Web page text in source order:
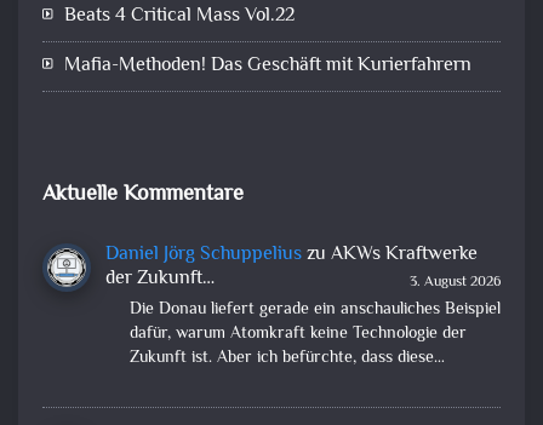
Beats 4 Critical Mass Vol.22
Mafia-Methoden! Das Geschäft mit Kurierfahrern
Aktuelle Kommentare
Daniel Jörg Schuppeliuszu AKWs Kraftwerke
der Zukunft…
3. August 2026
Die Donau liefert gerade ein anschauliches Beispiel
dafür, warum Atomkraft keine Technologie der
Zukunft ist. Aber ich befürchte, dass diese…